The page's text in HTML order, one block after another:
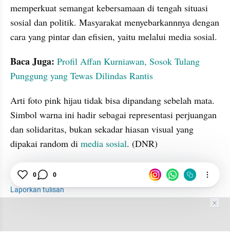
memperkuat semangat kebersamaan di tengah situasi
sosial dan politik. Masyarakat menyebarkannnya dengan
cara yang pintar dan efisien, yaitu melalui media sosial.
Baca Juga: Profil Affan Kurniawan, Sosok Tulang
Punggung yang Tewas Dilindas Rantis
Arti foto pink hijau tidak bisa dipandang sebelah mata.
Simbol warna ini hadir sebagai representasi perjuangan
dan solidaritas, bukan sekadar hiasan visual yang
dipakai random di media sosial. (DNR)
tatatax1
Media Sosial
Laporkan tulisan
0 0